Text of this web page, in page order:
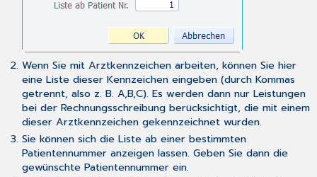
Wenn Sie mit Arztkennzeichenarbeiten, können Sie hier
eine Liste dieser Kennzeichen eingeben (durch Kommas
getrennt, also z. B. A,B,C). Es werden dann nur Leistungen
bei der Rechnungsschreibung berücksichtigt, die mit einem
dieser Arztkennzeichen gekennzeichnet wurden.
Sie können sich die Liste ab einer bestimmten
Patientennummer anzeigen lassen. Geben Sie dann die
gewünschte Patientennummer ein.